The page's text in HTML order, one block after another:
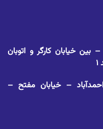
بین خیابان کارگر و اتوبان
– خیابان مفتح –